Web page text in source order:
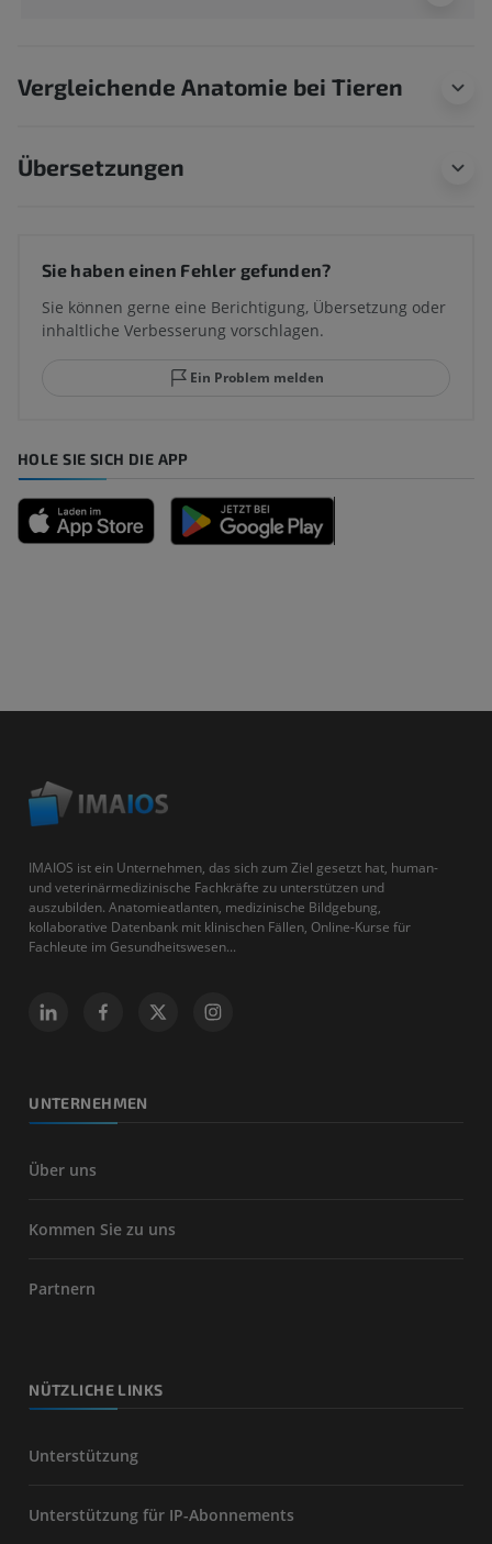
Vergleichende Anatomie bei Tieren
Übersetzungen
Sie haben einen Fehler gefunden?
Sie können gerne eine Berichtigung, Übersetzung oder
inhaltliche Verbesserung vorschlagen.
Ein Problem melden
HOLE SIE SICH DIE APP
IMAIOS ist ein Unternehmen, das sich zum Ziel gesetzt hat, human-
und veterinärmedizinische Fachkräfte zu unterstützen und
auszubilden. Anatomieatlanten, medizinische Bildgebung,
kollaborative Datenbank mit klinischen Fällen, Online-Kurse für
Fachleute im Gesundheitswesen...
UNTERNEHMEN
Über uns
Kommen Sie zu uns
Partnern
NÜTZLICHE LINKS
Unterstützung
Unterstützung für IP-Abonnements